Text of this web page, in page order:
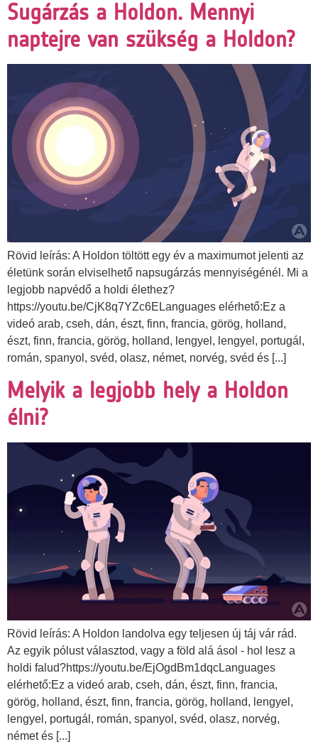
Sugárzás a Holdon. Mennyi
naptejre van szükség a Holdon?
Rövid leírás: A Holdon töltött egy év a maximumot jelenti az
életünk során elviselhető napsugárzás mennyiségénél. Mi a
legjobb napvédő a holdi élethez?
https://youtu.be/CjK8q7YZc6ELanguages elérhető:Ez a
videó arab, cseh, dán, észt, finn, francia, görög, holland,
észt, finn, francia, görög, holland, lengyel, lengyel, portugál,
román, spanyol, svéd, olasz, német, norvég, svéd és [...]
Melyik a legjobb hely a Holdon
élni?
Rövid leírás: A Holdon landolva egy teljesen új táj vár rád.
Az egyik pólust választod, vagy a föld alá ásol - hol lesz a
holdi falud?https://youtu.be/EjOgdBm1dqcLanguages
elérhető:Ez a videó arab, cseh, dán, észt, finn, francia,
görög, holland, észt, finn, francia, görög, holland, lengyel,
lengyel, portugál, román, spanyol, svéd, olasz, norvég,
német és [...]